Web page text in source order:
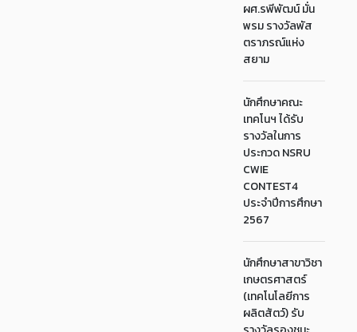
ผศ.รพีพัฒน์ มั่น
พรม รางวัลพัส
ตราภรณ์แห่ง
สยาม
นักศึกษาคณะ
เทคโนฯ ได้รับ
รางวัลในการ
ประกวด NSRU
CWIE
CONTEST4
ประจำปีการศึกษา
2567
นักศึกษาสาขาวิชา
เกษตรศาสตร์
(เทคโนโลยีการ
ผลิตสัตว์) รับ